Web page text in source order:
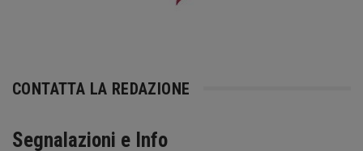
CONTATTA LA REDAZIONE
Segnalazioni e Info